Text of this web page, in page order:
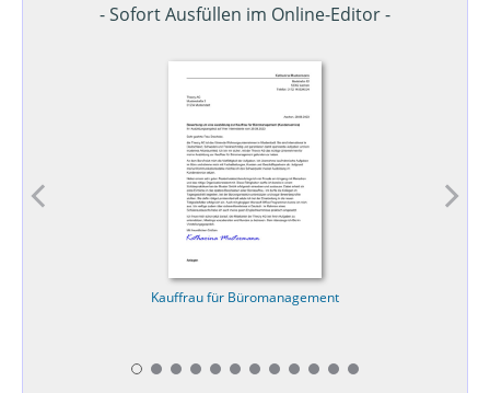
- Sofort Ausfüllen im Online-Editor -
Kauffrau für Büromanagement